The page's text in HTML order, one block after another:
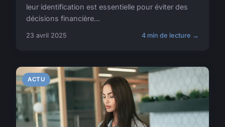
leur identification est essentielle pour éviter des
décisions financière...
23 avril 2025 4 min de lecture →
ACTU